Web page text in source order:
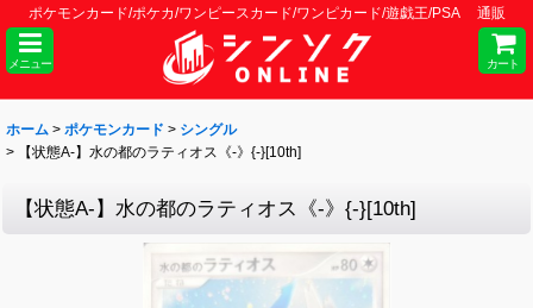
ポケモンカード/ポケカ/ワンピースカード/ワンピカード/遊戯王/PSA 通販
メニュー カート
ホーム > ポケモンカード > シングル
>
【状態A-】水の都のラティオス《-》{-}[10th]
【状態A-】水の都のラティオス《-》{-}[10th]